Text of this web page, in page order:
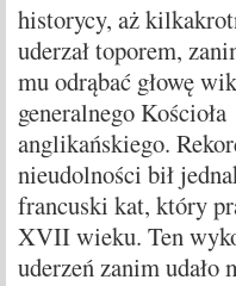
historycy, aż
uderzał toporem,
mu odrąbać głowę
generalnego Kościoła
anglikańskiego.
nieudolności bił
francuski kat, który
XVII wieku. Ten
uderzeń zanim udało